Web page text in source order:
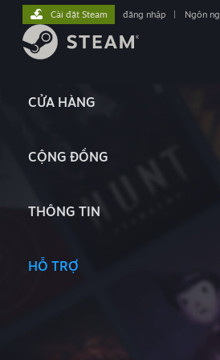
CỬA HÀNG
CỘNG ĐỒNG
THÔNG TIN
HỖ TRỢ
Cài đặt Steam đăng nhập Ngôn